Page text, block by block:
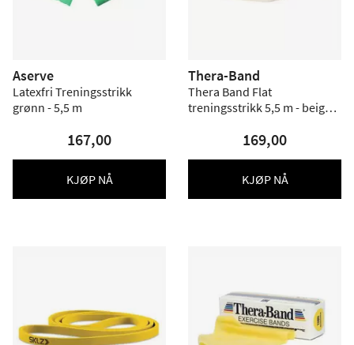
Aserve
Latexfri Treningsstrikk
grønn - 5,5 m
167,00
KJØP NÅ
Thera-Band
Thera Band Flat
treningsstrikk 5,5 m - beige -
169,00
KJØP NÅ